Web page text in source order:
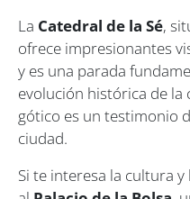
La Catedral de la Sé,
ofrece impresionantes
y es una parada
evolución histórica de la
gótico es un testimonio
ciudad.
Si te interesa la cultura